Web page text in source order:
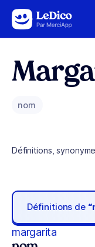
Aller au contenu
nom
Définitions,
Définitions de
margarita